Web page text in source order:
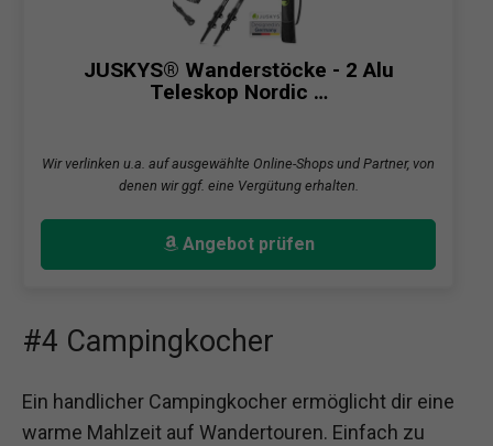
JUSKYS® Wanderstöcke - 2 Alu
Teleskop Nordic …
Wir verlinken u.a. auf ausgewählte Online-Shops und Partner, von
denen wir ggf. eine Vergütung erhalten.
Angebot prüfen
#4 Campingkocher
Ein handlicher Campingkocher ermöglicht dir eine
warme Mahlzeit auf Wandertouren. Einfach zu